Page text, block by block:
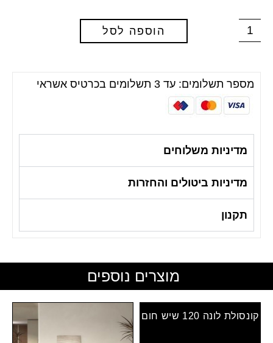
הוספה לסל
מספר תשלומים: עד 3 תשלומים בכרטיס אשראי
מדיניות משלוחים
מדיניות ביטולים והחזרות
תקנון
מוצרים נוספים
קונסולת לונה 120 שיש חום